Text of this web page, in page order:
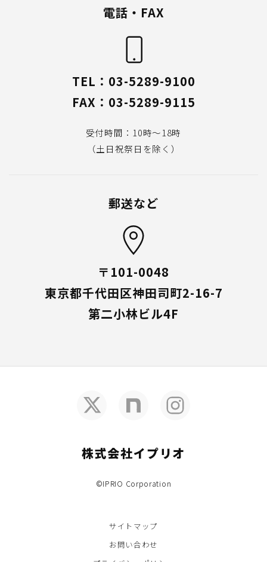
電話・FAX
TEL：03-5289-9100
FAX：03-5289-9115
受付時間：10時〜18時
（土日祝祭日を除く）
郵送など
〒101-0048
東京都千代田区神田司町2-16-7
第二小林ビル4F
株式会社イプリオ
©IPRIO Corporation
サイトマップ
お問い合わせ